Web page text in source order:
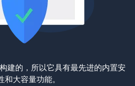
建的，所以它具有最先进的内置安
和大容量功能。